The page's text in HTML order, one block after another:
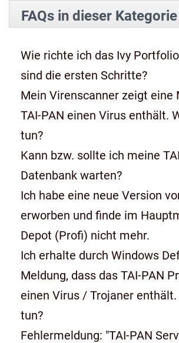
FAQs in dieser Kategorie
Wie richte ich das Ivy
sind die ersten Schritte?
Mein Virenscanner zeigt eine
TAI-PAN einen Virus enthält.
tun?
Kann bzw. sollte ich meine
Datenbank warten?
Ich habe eine neue Version
erworben und finde im
Depot (Profi) nicht mehr.
Ich erhalte durch Windows
Meldung, dass das TAI-PAN
einen Virus / Trojaner enthält.
tun?
Fehlermeldung: "TAI-PAN